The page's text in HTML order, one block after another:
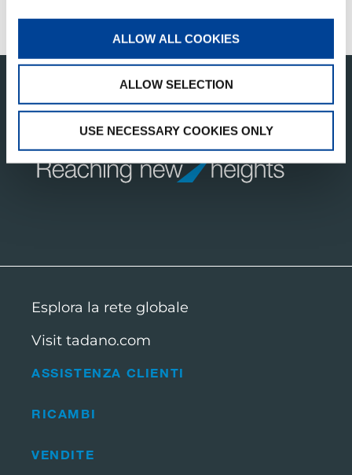
ALLOW ALL COOKIES
ALLOW SELECTION
USE NECESSARY COOKIES ONLY
ASSISTENZA CLIENTI
ASSISTENZA CLIENTI
RICAMBI
VENDITE
Esplora la rete globale
Visit tadano.com